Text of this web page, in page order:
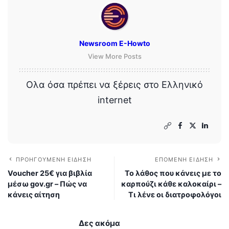
Newsroom E-Howto
View More Posts
Ολα όσα πρέπει να ξέρεις στο Ελληνικό
internet
ΠΡΟΗΓΟΎΜΕΝΗ ΕΊΔΗΣΗ
Voucher 25€ για βιβλία
μέσω gov.gr – Πώς να
κάνεις αίτηση
ΕΠΌΜΕΝΗ ΕΊΔΗΣΗ
Το λάθος που κάνεις με το
καρπούζι κάθε καλοκαίρι –
Τι λένε οι διατροφολόγοι
Δες ακόμα